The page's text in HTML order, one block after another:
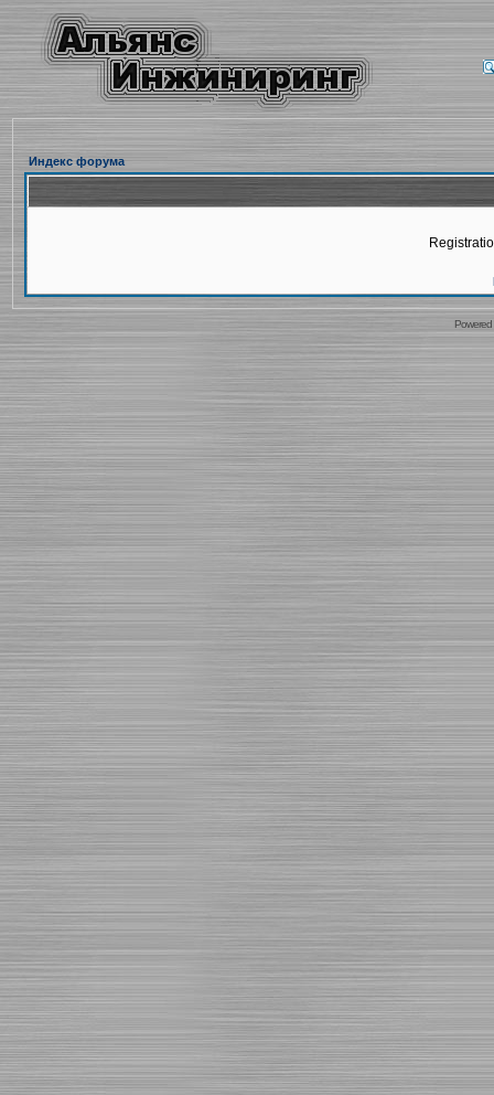
Индекс форума